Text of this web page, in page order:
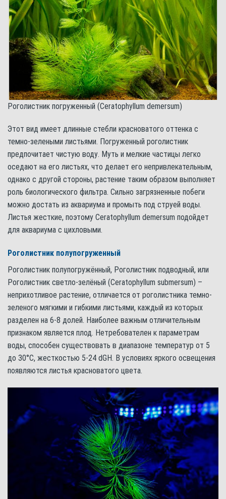
Роголистник погруженный (Ceratophyllum demersum)
Этот вид имеет длинные стебли красноватого оттенка с
темно-зелеными листьями. Погруженный роголистник
предпочитает чистую воду. Муть и мелкие частицы легко
оседают на его листьях, что делает его непривлекательным,
однако с другой стороны, растение таким образом выполняет
роль биологического фильтра. Сильно загрязненные побеги
можно достать из аквариума и промыть под струей воды.
Листья жесткие, поэтому Ceratophyllum demersum подойдет
для аквариума с цихловыми.
Роголистник полупогруженный
Роголистник полупогружённый, Роголистник подводный, или
Роголистник светло-зелёный (Ceratophyllum submersum) –
неприхотливое растение, отличается от роголистника темно-
зеленого мягкими и гибкими листьями, каждый из которых
разделен на 6-8 долей. Наиболее важным отличительным
признаком является плод. Нетребователен к параметрам
воды, способен существовать в диапазоне температур от 5
до 30°С, жесткостью 5-24 dGH. В условиях яркого освещения
появляются листья красноватого цвета.